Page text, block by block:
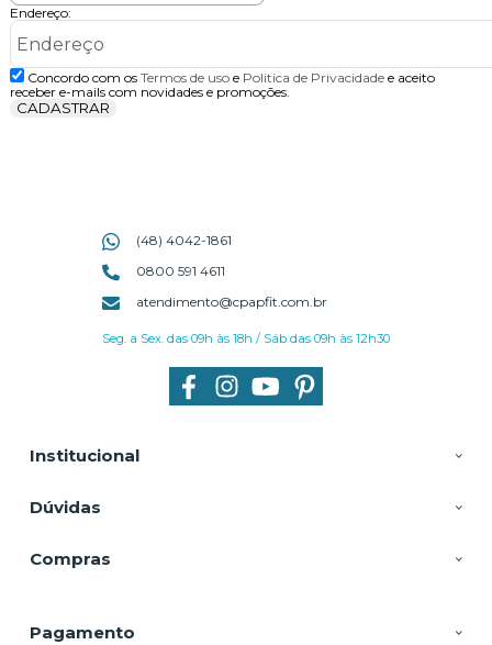
Endereço:
Concordo com os Termos de usoe Politica de Privacidadee aceito
receber e-mails com novidades e promoções.
CADASTRAR
Institucional
Dúvidas
Compras
(48) 4042-1861
0800 591 4611
atendimento@cpapfit.com.br
Seg. a Sex. das 09h às 18h / Sáb das 09h às 12h30
Pagamento